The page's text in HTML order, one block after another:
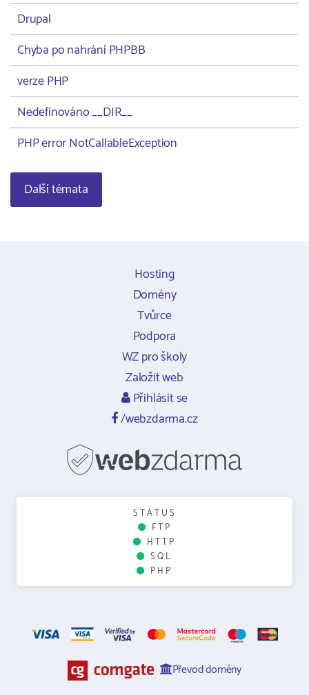
Drupal
Chyba po nahrání PHPBB
verze PHP
Nedefinováno __DIR__
PHP error NotCallableException
Další témata
Hosting
Domény
Tvůrce
Podpora
WZ pro školy
Založit web
Přihlásit se
/webzdarma.cz
STATUS
FTP
HTTP
SQL
PHP
Převod domény